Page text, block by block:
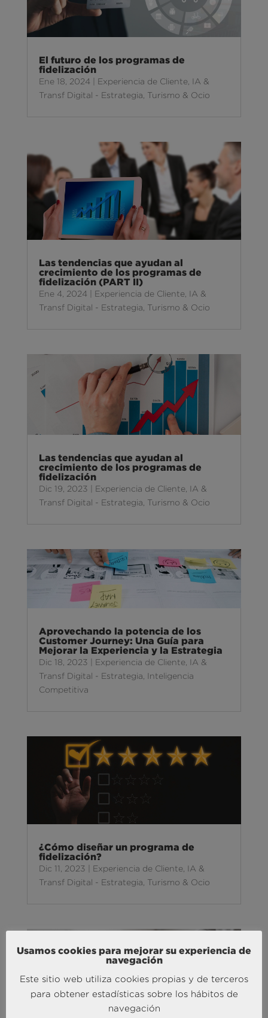
El futuro de los programas de
fidelización
Ene 18, 2024| Experiencia de Cliente, IA &
Transf Digital - Estrategia Turismo & Ocio
Las tendencias que ayudan al
crecimiento de los programas de
fidelización (PART II)
Ene 4, 2024| Experiencia de Cliente, IA &
Transf Digital - Estrategia Turismo & Ocio
Las tendencias que ayudan al
crecimiento de los programas de
fidelización
Dic 19, 2023 Experiencia de Cliente, IA &
Transf Digital - Estrategia Turismo & Ocio
Aprovechando la potencia de los
Customer Journey: Una Guía para
Mejorar la Experiencia y la Estrategia
Dic 18, 2023 Experiencia de Cliente, IA &
Transf Digital - Estrategia Inteligencia
Competitiva
¿Cómo diseñar un programa de
fidelización?
Dic 11, 2023 Experiencia de Cliente, IA &
Transf Digital - Estrategia Turismo & Ocio
Usamos cookies para mejorar su experiencia de
navegación
Este sitio web utiliza cookies propias y de terceros
para obtener estadísticas sobre los hábitos de
navegación